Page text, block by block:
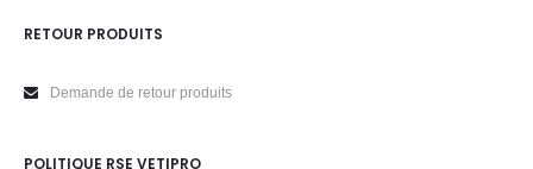
RETOUR PRODUITS
Demande de retour produits
POLITIQUE RSE VETIPRO